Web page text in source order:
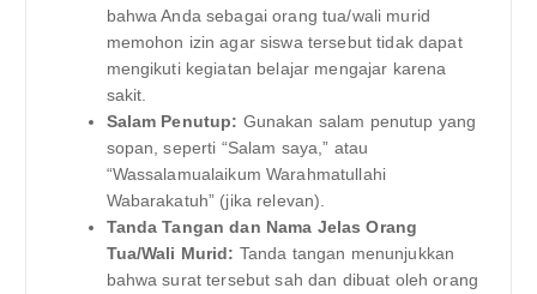
bahwa Anda sebagai orang tua/wali murid
memohon izin agar siswa tersebut tidak dapat
mengikuti kegiatan belajar mengajar karena
sakit.
Salam Penutup: Gunakan salam penutup yang
sopan, seperti “Salam saya,” atau
“Wassalamualaikum Warahmatullahi
Wabarakatuh” (jika relevan).
Tanda Tangan dan Nama Jelas Orang
Tua/Wali Murid: Tanda tangan menunjukkan
bahwa surat tersebut sah dan dibuat oleh orang